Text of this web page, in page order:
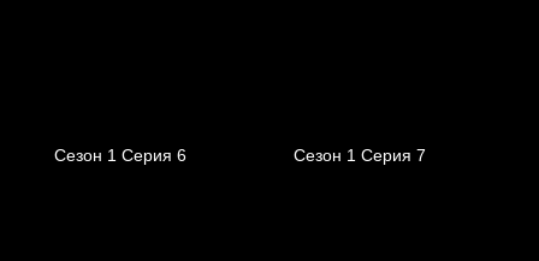
Сезон 1 Серия 6 Сезон 1 Серия 7